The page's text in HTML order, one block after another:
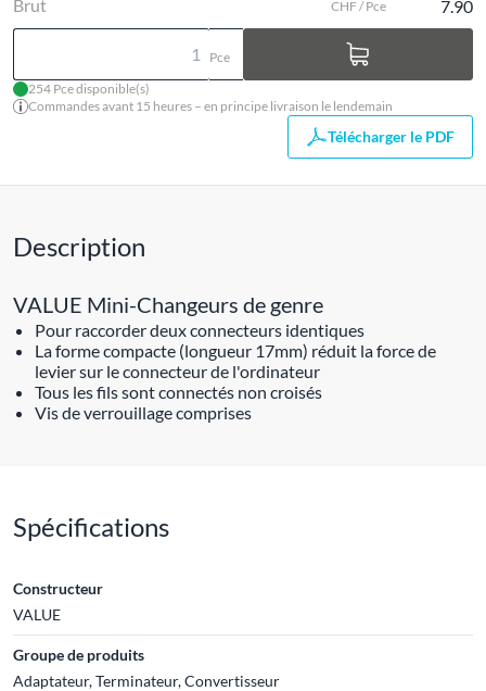
Brut CHF / Pce 7.90
Pce
254 Pce disponible(s)
Commandes avant 15 heures – en principe livraison le lendemain
Télécharger le PDF
Description
VALUE Mini-Changeurs de genre
Pour raccorder deux connecteurs identiques
La forme compacte (longueur 17mm) réduit la force de
levier sur le connecteur de l'ordinateur
Tous les fils sont connectés non croisés
Vis de verrouillage comprises
Spécifications
Constructeur
VALUE
Groupe de produits
Adaptateur, Terminateur, Convertisseur